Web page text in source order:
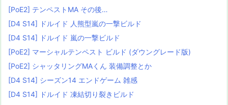
[PoE2] テンペストMA その後…
[D4 S14] ドルイド 人熊型嵐の一撃ビルド
[D4 S14] ドルイド 嵐の一撃ビルド
[PoE2] マーシャルテンペスト ビルド (ダウングレード版)
[PoE2] シャッタリングMAくん 装備調整とか
[D4 S14] シーズン14 エンドゲーム 雑感
[D4 S14] ドルイド 凍結切り裂きビルド